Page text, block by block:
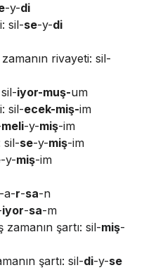
-y-di
sil-se-y-di
rivayeti: sil-
iyor-muş-um
sil-ecek-miş-im
meli-y-miş-im
sil-se-y-miş-im
-y-miş-im
a-r-sa-n
iyor-sa-m
şartı: sil-miş-
şartı: sil-di-y-se